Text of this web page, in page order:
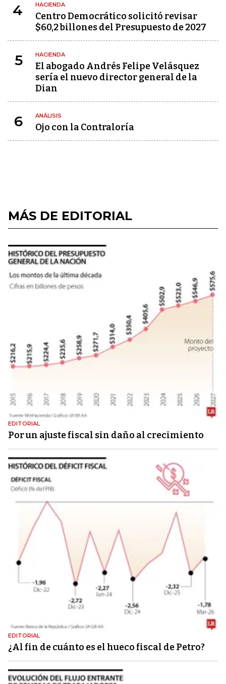
4 HACIENDA
Centro Democrático solicitó revisar
$60,2 billones del Presupuesto de 2027
5 HACIENDA
El abogado Andrés Felipe Velásquez
sería el nuevo director general de la
Dian
6 ANÁLISIS
Ojo con la Contraloría
MÁS DE EDITORIAL
EDITORIAL
Por un ajuste fiscal sin daño al crecimiento
EDITORIAL
¿Al fin de cuánto es el hueco fiscal de Petro?